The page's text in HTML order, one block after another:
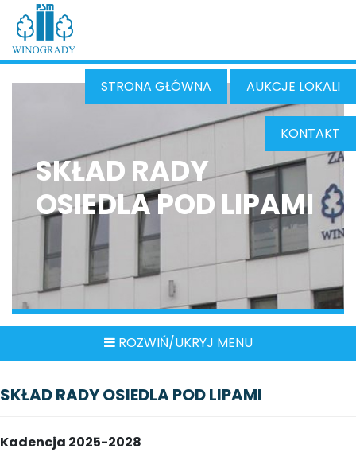
STRONA GŁÓWNA AUKCJE LOKALI
KONTAKT
SKŁAD RADY
OSIEDLA POD LIPAMI
ROZWIŃ/UKRYJ MENU
SKŁAD RADY OSIEDLA POD LIPAMI
Kadencja 2025-2028